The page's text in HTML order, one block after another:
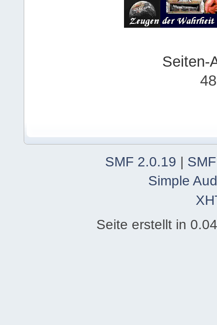
Seiten-
SMF 2.0.19 |
Simple
Seite erstellt in